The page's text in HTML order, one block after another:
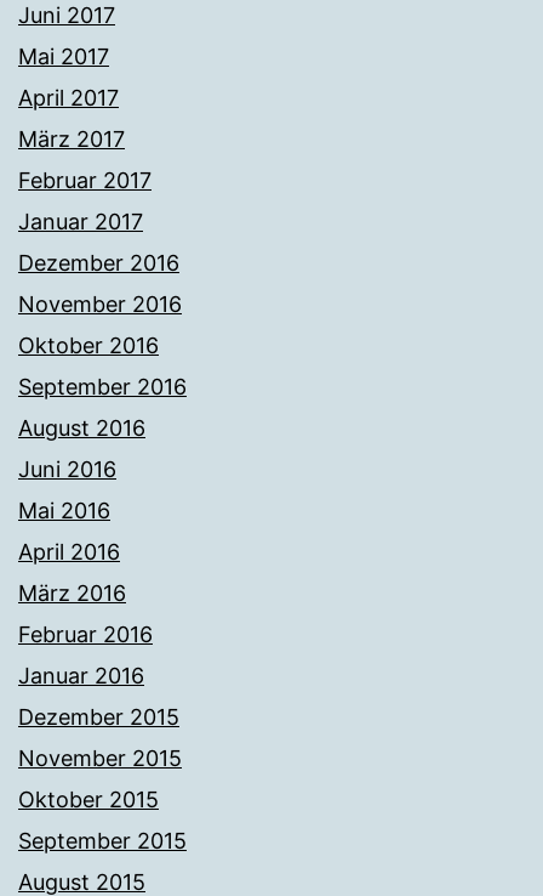
Juni 2017
Mai 2017
April 2017
März 2017
Februar 2017
Januar 2017
Dezember 2016
November 2016
Oktober 2016
September 2016
August 2016
Juni 2016
Mai 2016
April 2016
März 2016
Februar 2016
Januar 2016
Dezember 2015
November 2015
Oktober 2015
September 2015
August 2015